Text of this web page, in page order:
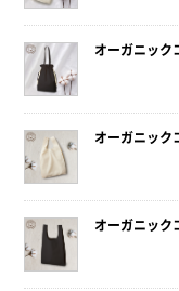
オーガニック
オーガニック
オーガニック